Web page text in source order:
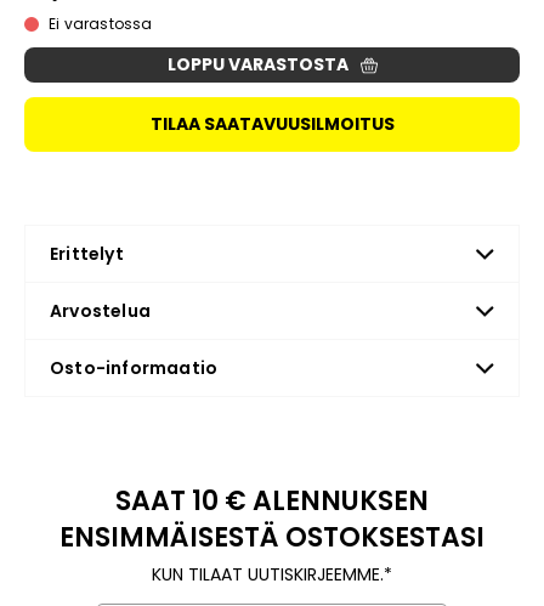
Ei varastossa
LOPPU VARASTOSTA
TILAA SAATAVUUSILMOITUS
Erittelyt
Arvostelua
Osto-informaatio
SAAT 10 € ALENNUKSEN
ENSIMMÄISESTÄ OSTOKSESTASI
KUN TILAAT UUTISKIRJEEMME.*